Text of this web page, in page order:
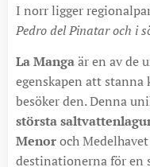
I norr ligger
Pedro del Pinatar och i
La Mangaär en av de
egenskapen att
besöker den. Denna
största
Menoroch
destinationerna för en